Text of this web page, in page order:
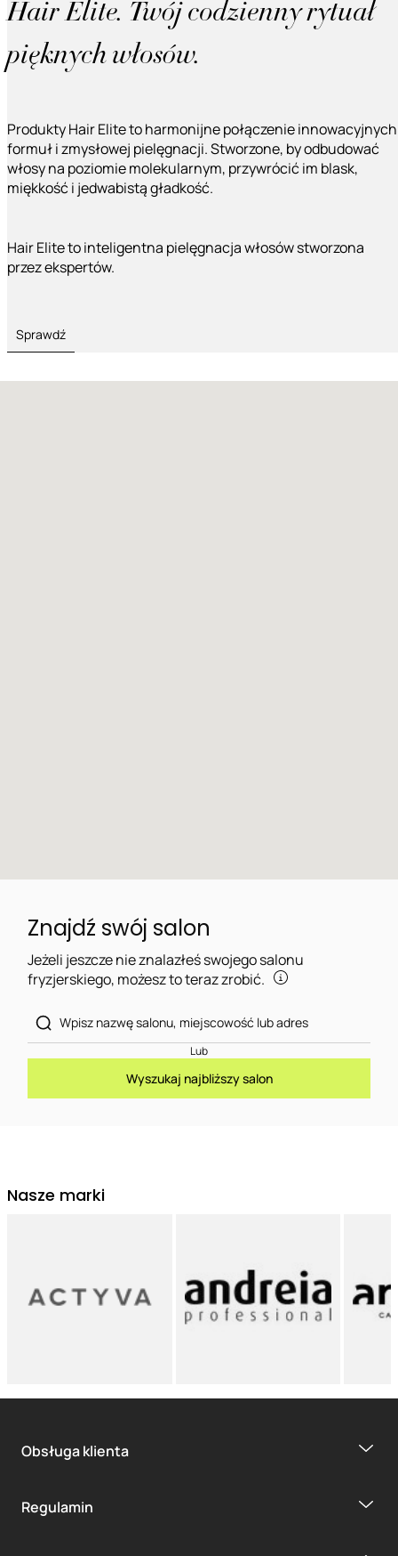
Hair Elite. Twój codzienny rytuał
pięknych włosów.
Produkty Hair Elite to harmonijne połączenie innowacyjnych
formuł i zmysłowej pielęgnacji. Stworzone, by odbudować
włosy na poziomie molekularnym, przywrócić im blask,
miękkość i jedwabistą gładkość.
Hair Elite to inteligentna pielęgnacja włosów stworzona
przez ekspertów.
Sprawdź
Znajdź swój salon
Jeżeli jeszcze nie znalazłeś swojego salonu
fryzjerskiego, możesz to teraz zrobić.
Lub
Wyszukaj najbliższy salon
Nasze marki
Obsługa klienta
Regulamin